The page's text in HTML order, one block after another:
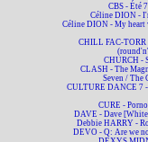
CBS - Été
Céline DION -
Céline DION - My
CHILL FAC-TORR
CHURCH -
CLASH - The
Seven / The
CULTURE DANCE 7
CURE -
DAVE - Dave
Debbie HARRY -
DEVO - Q: Are we